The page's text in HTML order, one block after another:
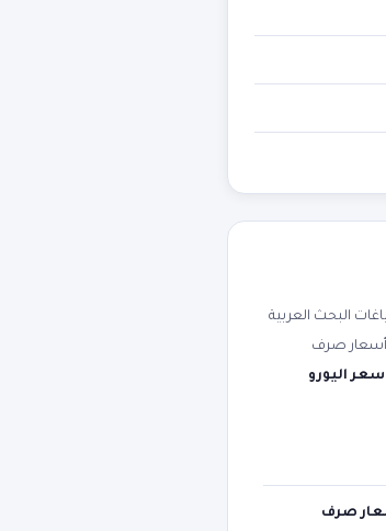
البحث العربية
أسعار صرف
سعر اليورو
صرف